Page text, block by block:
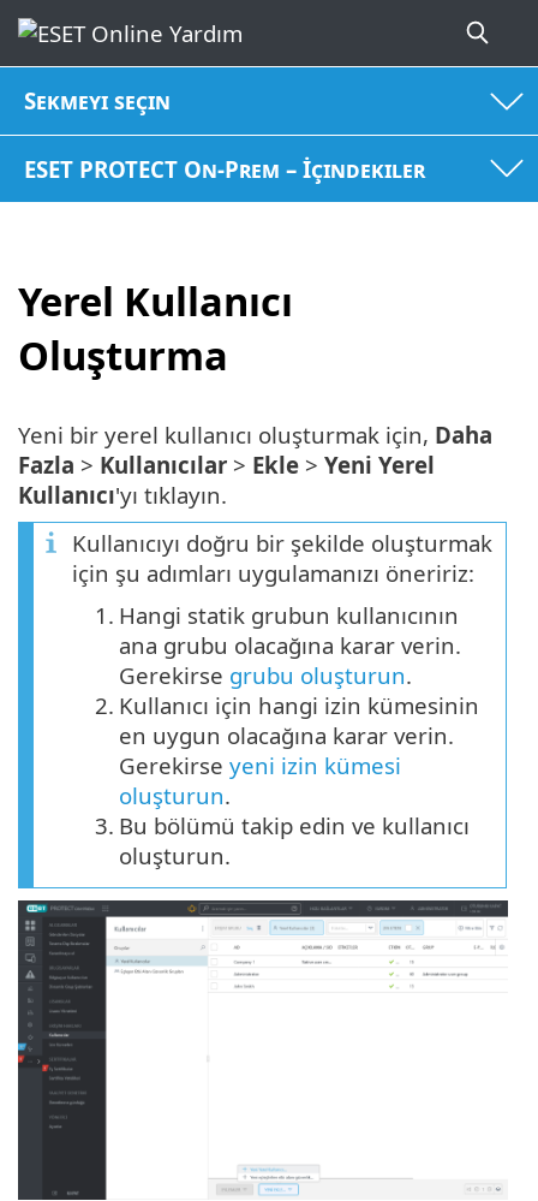
Sekmeyi seçin
ESET PROTECT On-Prem – İçindekiler
Yerel Kullanıcı
Oluşturma
Yeni bir yerel kullanıcı oluşturmak için, Daha
Fazla > Kullanıcılar > Ekle > Yeni Yerel
Kullanıcı'yı tıklayın.
Kullanıcıyı doğru bir şekilde oluşturmak
için şu adımları uygulamanızı öneririz:
1. Hangi statik grubun kullanıcının
ana grubu olacağına karar verin.
Gerekirse grubu oluşturun.
2. Kullanıcı için hangi izin kümesinin
en uygun olacağına karar verin.
Gerekirse yeni izin kümesi
oluşturun.
3. Bu bölümü takip edin ve kullanıcı
oluşturun.